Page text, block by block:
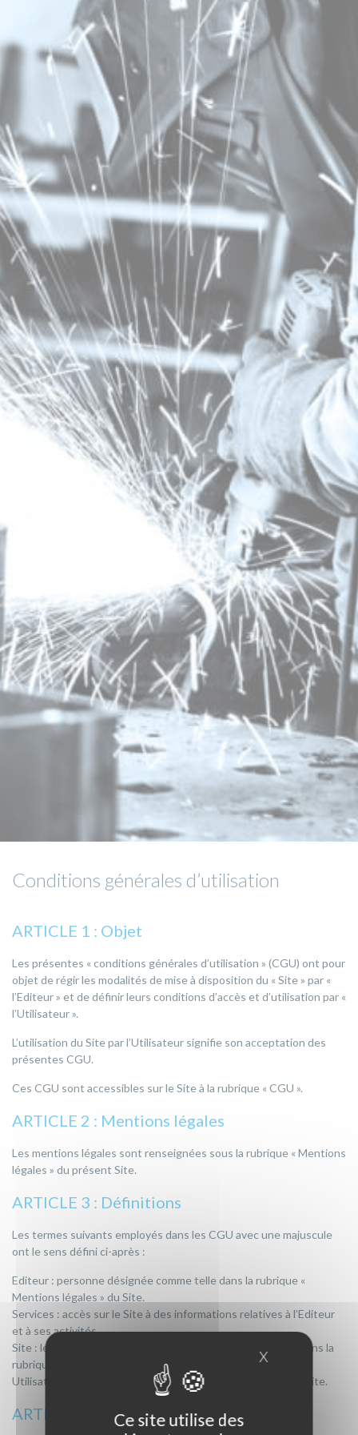
Ce site utilise des
X MASQUER
Conditions générales d’utilisation
ARTICLE 1 : Objet
Les présentes « conditions générales d’utilisation » (CGU) ont pour
objet de régir les modalités de mise à disposition du « Site » par «
l’Editeur » et de définir leurs conditions d’accès et d’utilisation par «
l’Utilisateur ».
L’utilisation du Site par l’Utilisateur signifie son acceptation des
présentes CGU.
Ces CGU sont accessibles sur le Site à la rubrique « CGU ».
ARTICLE 2 : Mentions légales
Les mentions légales sont renseignées sous la rubrique « Mentions
légales » du présent Site.
ARTICLE 3 : Définitions
Les termes suivants employés dans les CGU avec une majuscule
ont le sens défini ci-après :
Editeur : personne désignée comme telle dans la rubrique «
Mentions légales » du Site.
Services : accès sur le Site à des informations relatives à l’Editeur
et à ses activités.
Site : le site internet édité par l’Editeur à l’adresse définie dans la
rubrique « Mentions légales » du présent Site.
Utilisateur : ce terme désigne toute personne qui utilise le Site.
ARTICLE 4 : Accès aux Services